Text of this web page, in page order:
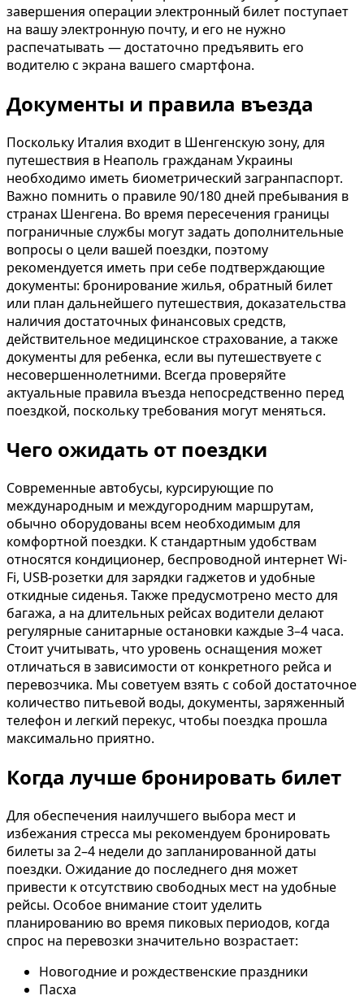
завершения операции электронный билет поступает
на вашу электронную почту, и его не нужно
распечатывать — достаточно предъявить его
водителю с экрана вашего смартфона.
Документы и правила въезда
Поскольку Италия входит в Шенгенскую зону, для
путешествия в Неаполь гражданам Украины
необходимо иметь биометрический загранпаспорт.
Важно помнить о правиле 90/180 дней пребывания в
странах Шенгена. Во время пересечения границы
пограничные службы могут задать дополнительные
вопросы о цели вашей поездки, поэтому
рекомендуется иметь при себе подтверждающие
документы: бронирование жилья, обратный билет
или план дальнейшего путешествия, доказательства
наличия достаточных финансовых средств,
действительное медицинское страхование, а также
документы для ребенка, если вы путешествуете с
несовершеннолетними. Всегда проверяйте
актуальные правила въезда непосредственно перед
поездкой, поскольку требования могут меняться.
Чего ожидать от поездки
Современные автобусы, курсирующие по
международным и междугородним маршрутам,
обычно оборудованы всем необходимым для
комфортной поездки. К стандартным удобствам
относятся кондиционер, беспроводной интернет Wi-
Fi, USB-розетки для зарядки гаджетов и удобные
откидные сиденья. Также предусмотрено место для
багажа, а на длительных рейсах водители делают
регулярные санитарные остановки каждые 3–4 часа.
Стоит учитывать, что уровень оснащения может
отличаться в зависимости от конкретного рейса и
перевозчика. Мы советуем взять с собой достаточное
количество питьевой воды, документы, заряженный
телефон и легкий перекус, чтобы поездка прошла
максимально приятно.
Когда лучше бронировать билет
Для обеспечения наилучшего выбора мест и
избежания стресса мы рекомендуем бронировать
билеты за 2–4 недели до запланированной даты
поездки. Ожидание до последнего дня может
привести к отсутствию свободных мест на удобные
рейсы. Особое внимание стоит уделить
планированию во время пиковых периодов, когда
спрос на перевозки значительно возрастает:
Новогодние и рождественские праздники
Пасха